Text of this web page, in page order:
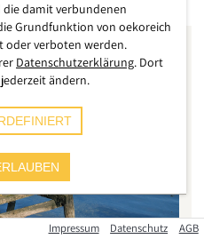
Impressum Datenschutz AGB
damit verbundenen
Grundfunktion von oekoreich
oder verboten werden.
Datenschutzerklärung. Dort
ändern.